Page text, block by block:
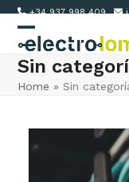
Skip
content
+34 937 998 409
Open
mobile
Close
mobile
Sin
Home »Sin